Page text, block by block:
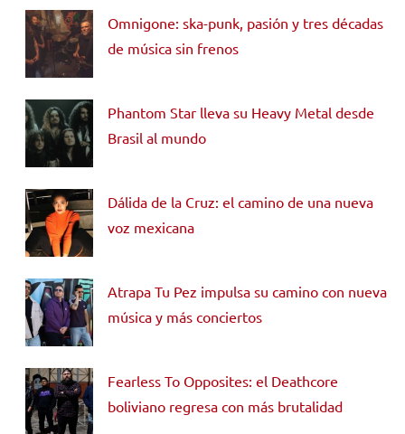
Omnigone: ska-punk, pasión y tres décadas
de música sin frenos
Phantom Star lleva su Heavy Metal desde
Brasil al mundo
Dálida de la Cruz: el camino de una nueva
voz mexicana
Atrapa Tu Pez impulsa su camino con nueva
música y más conciertos
Fearless To Opposites: el Deathcore
boliviano regresa con más brutalidad